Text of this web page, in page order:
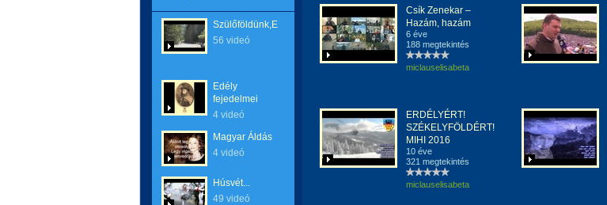
Szülőföldünk,Erdély
56 videó
Edély
fejedelmei
4 videó
Magyar Áldás
4 videó
Húsvét...
49 videó
Csík Zenekar –
Hazám, hazám
6 éve
188 megtekintés
miclauselisabeta
ERDÉLYÉRT!
SZÉKELYFÖLDÉRT!
MIHI 2016
10 éve
321 megtekintés
miclauselisabeta